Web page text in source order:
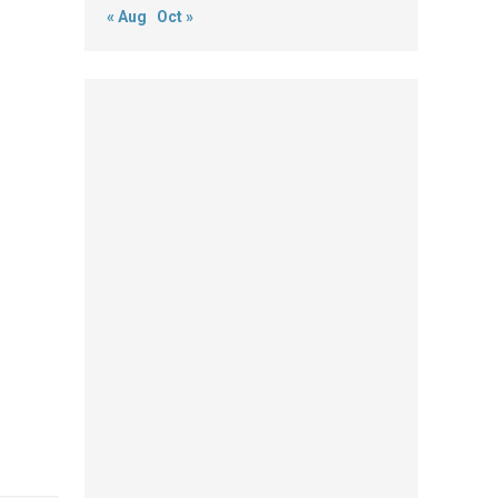
« Aug Oct »